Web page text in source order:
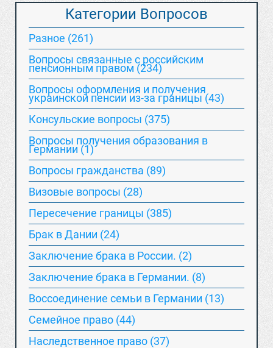
Категории Вопросов
Разное (261)
Вопросы связанные с российским
пенсионным правом (234)
Вопросы оформления и получения
украинской пенсии из-за границы (43)
Консульские вопросы (375)
Вопросы получения образования в
Германии (1)
Вопросы гражданства (89)
Визовые вопросы (28)
Пересечение границы (385)
Брак в Дании (24)
Заключение брака в России. (2)
Заключение брака в Германии. (8)
Воссоединение семьи в Германии (13)
Семейное право (44)
Наследственное право (37)